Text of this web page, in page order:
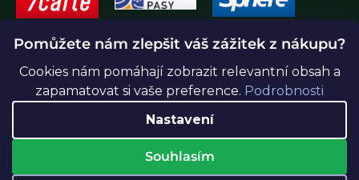
Pomůžete nám zlepšit váš zážitek z nákupu?
Cookies nám pomáhají zobrazit relevantní obsah a
zapamatovat si vaše preference. Podrobnosti
Nastavení
Souhlasím